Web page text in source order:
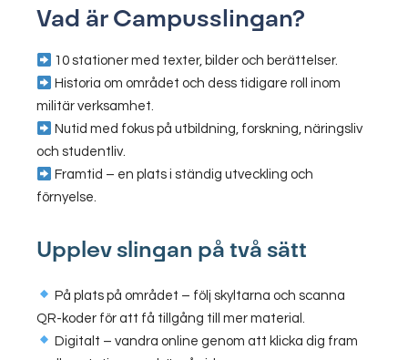
Vad är Campusslingan?
10 stationer med texter, bilder och berättelser.
Historia om området och dess tidigare roll inom
militär verksamhet.
Nutid med fokus på utbildning, forskning, näringsliv
och studentliv.
Framtid – en plats i ständig utveckling och
förnyelse.
Upplev slingan på två sätt
På plats på området – följ skyltarna och scanna
QR-koder för att få tillgång till mer material.
Digitalt – vandra online genom att klicka dig fram